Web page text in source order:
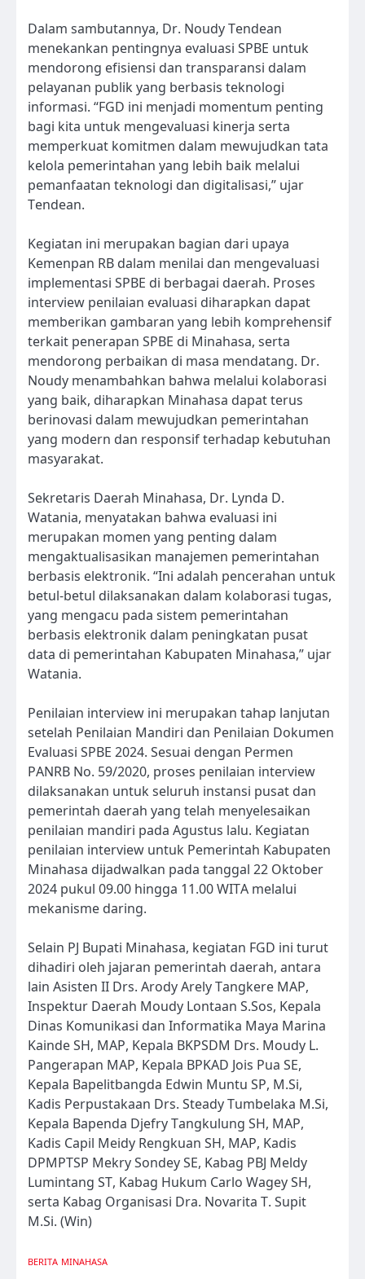
Dalam sambutannya, Dr. Noudy Tendean
menekankan pentingnya evaluasi SPBE untuk
mendorong efisiensi dan transparansi dalam
pelayanan publik yang berbasis teknologi
informasi. “FGD ini menjadi momentum penting
bagi kita untuk mengevaluasi kinerja serta
memperkuat komitmen dalam mewujudkan tata
kelola pemerintahan yang lebih baik melalui
pemanfaatan teknologi dan digitalisasi,” ujar
Tendean.
Kegiatan ini merupakan bagian dari upaya
Kemenpan RB dalam menilai dan mengevaluasi
implementasi SPBE di berbagai daerah. Proses
interview penilaian evaluasi diharapkan dapat
memberikan gambaran yang lebih komprehensif
terkait penerapan SPBE di Minahasa, serta
mendorong perbaikan di masa mendatang. Dr.
Noudy menambahkan bahwa melalui kolaborasi
yang baik, diharapkan Minahasa dapat terus
berinovasi dalam mewujudkan pemerintahan
yang modern dan responsif terhadap kebutuhan
masyarakat.
Sekretaris Daerah Minahasa, Dr. Lynda D.
Watania, menyatakan bahwa evaluasi ini
merupakan momen yang penting dalam
mengaktualisasikan manajemen pemerintahan
berbasis elektronik. “Ini adalah pencerahan untuk
betul-betul dilaksanakan dalam kolaborasi tugas,
yang mengacu pada sistem pemerintahan
berbasis elektronik dalam peningkatan pusat
data di pemerintahan Kabupaten Minahasa,” ujar
Watania.
Penilaian interview ini merupakan tahap lanjutan
setelah Penilaian Mandiri dan Penilaian Dokumen
Evaluasi SPBE 2024. Sesuai dengan Permen
PANRB No. 59/2020, proses penilaian interview
dilaksanakan untuk seluruh instansi pusat dan
pemerintah daerah yang telah menyelesaikan
penilaian mandiri pada Agustus lalu. Kegiatan
penilaian interview untuk Pemerintah Kabupaten
Minahasa dijadwalkan pada tanggal 22 Oktober
2024 pukul 09.00 hingga 11.00 WITA melalui
mekanisme daring.
Selain PJ Bupati Minahasa, kegiatan FGD ini turut
dihadiri oleh jajaran pemerintah daerah, antara
lain Asisten II Drs. Arody Arely Tangkere MAP,
Inspektur Daerah Moudy Lontaan S.Sos, Kepala
Dinas Komunikasi dan Informatika Maya Marina
Kainde SH, MAP, Kepala BKPSDM Drs. Moudy L.
Pangerapan MAP, Kepala BPKAD Jois Pua SE,
Kepala Bapelitbangda Edwin Muntu SP, M.Si,
Kadis Perpustakaan Drs. Steady Tumbelaka M.Si,
Kepala Bapenda Djefry Tangkulung SH, MAP,
Kadis Capil Meidy Rengkuan SH, MAP, Kadis
DPMPTSP Mekry Sondey SE, Kabag PBJ Meldy
Lumintang ST, Kabag Hukum Carlo Wagey SH,
serta Kabag Organisasi Dra. Novarita T. Supit
M.Si. (Win)
BERITA MINAHASA